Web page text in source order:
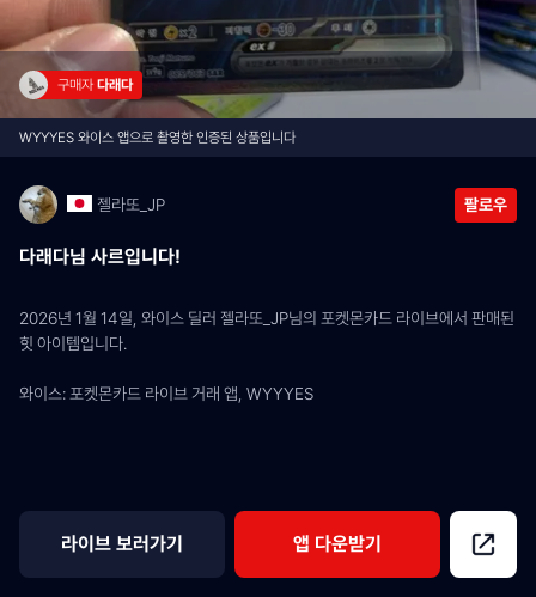
구매자 다래다
WYYYES 와이스 앱으로 촬영한 인증된 상품입니다
젤라또_JP 팔로우
다래다님 사르입니다!
2026년 1월 14일, 와이스 딜러 젤라또_JP님의 포켓몬카드 라이브에서 판매된
힛 아이템입니다.
와이스: 포켓몬카드 라이브 거래 앱, WYYYES
라이브 보러가기 앱 다운받기